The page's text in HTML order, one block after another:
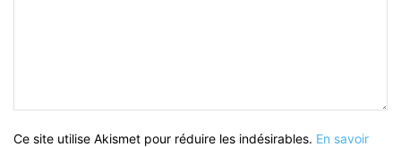
Ce site utilise Akismet pour réduire les indésirables. En savoir